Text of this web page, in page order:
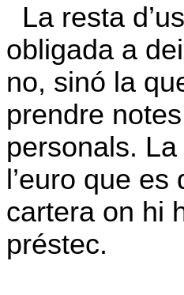
La resta
obligada a
no, sinó la
prendre
personals.
l’euro que
cartera on hi
préstec.